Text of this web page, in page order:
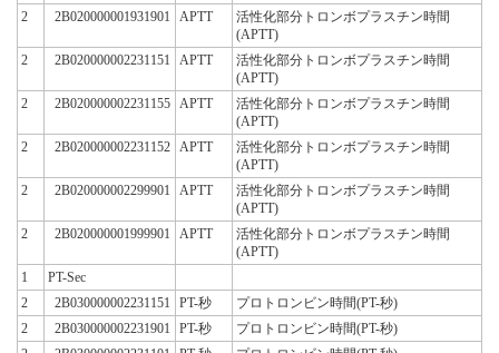
2
2B020000001931901 APTT
活性化部分トロンボプラスチン時間
(APTT)
2
2B020000002231151 APTT
活性化部分トロンボプラスチン時間
(APTT)
2
2B020000002231155 APTT
活性化部分トロンボプラスチン時間
(APTT)
2
2B020000002231152 APTT
活性化部分トロンボプラスチン時間
(APTT)
2
2B020000002299901 APTT
活性化部分トロンボプラスチン時間
(APTT)
2
2B020000001999901 APTT
活性化部分トロンボプラスチン時間
(APTT)
1
PT-Sec
2
2B030000002231151 PT-秒
プロトロンビン時間(PT-秒)
2
2B030000002231901 PT-秒
プロトロンビン時間(PT-秒)